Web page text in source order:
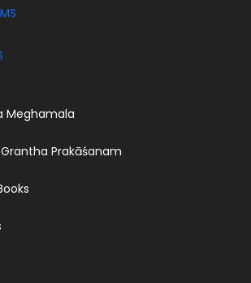
Meghamala
Prakāśanam